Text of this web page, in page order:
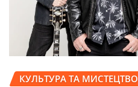
КУЛЬТУРА ТА МИСТЕЦТВО